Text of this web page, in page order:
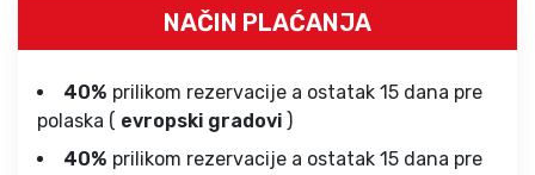
NAČIN PLAĆANJA
40% prilikom rezervacije a ostatak 15 dana pre
polaska ( evropski gradovi )
40% prilikom rezervacije a ostatak 15 dana pre